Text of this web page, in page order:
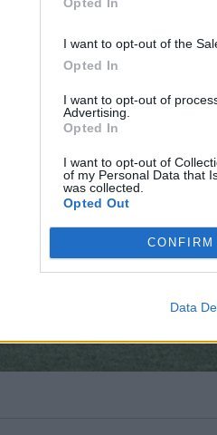
I want to opt-out of the
Opted In
I want to opt-out of
Advertising.
Opted In
I want to opt-out of
of my Personal Data that
was collected.
Opted Out
CONFIRM
Data